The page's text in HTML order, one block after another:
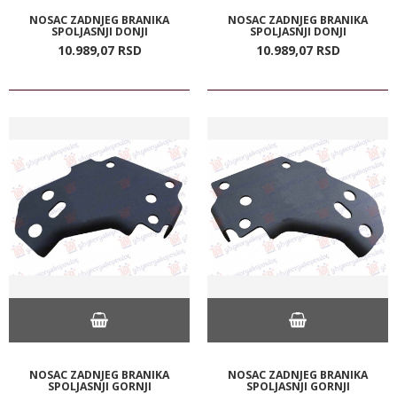
NOSAC ZADNJEG BRANIKA
SPOLJASNJI DONJI
10.989,07 RSD
NOSAC ZADNJEG BRANIKA
SPOLJASNJI DONJI
10.989,07 RSD
NOSAC ZADNJEG BRANIKA
SPOLJASNJI GORNJI
NOSAC ZADNJEG BRANIKA
SPOLJASNJI GORNJI